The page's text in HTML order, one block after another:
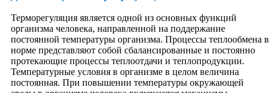
Хирургия
Педиатрия
Психиатрия
Омоложение
Токсикология
Урология и гинекология
Лечение органов головы
Терморегуляция является одной из основных функций
организма человека, направленной на поддержание
постоянной температуры организма. Процессы теплообмена в
норме представляют собой сбалансированные и постоянно
протекающие процессы теплоотдачи и теплопродукции.
Температурные условия в организме в целом величина
постоянная. При повышении температуры окружающей